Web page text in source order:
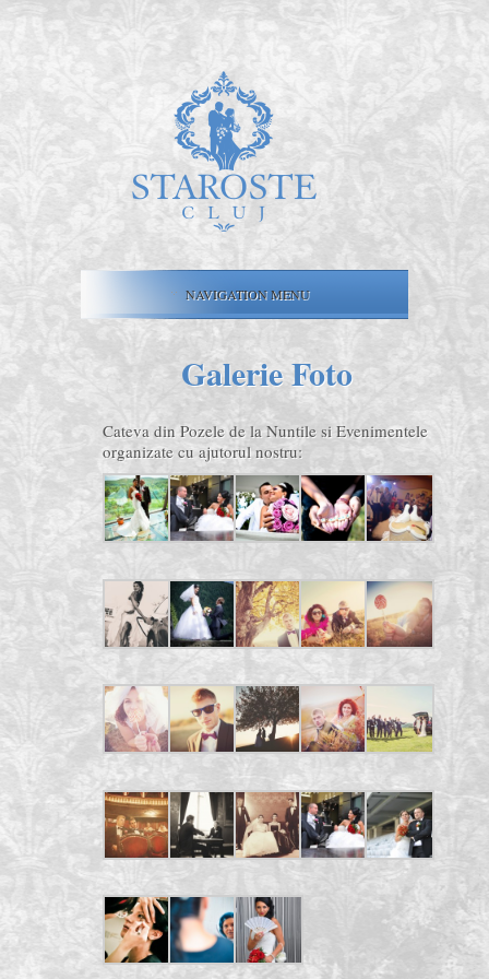
NAVIGATION MENU
Galerie Foto
Cateva din Pozele de la Nuntile si Evenimentele
organizate cu ajutorul nostru: